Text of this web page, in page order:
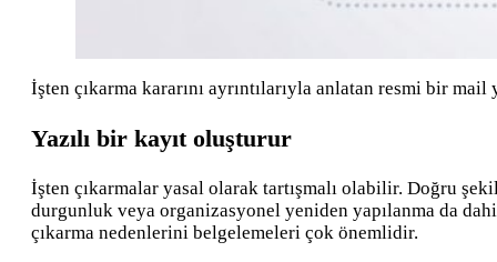
İşten çıkarma kararını ayrıntılarıyla anlatan resmi bir
Yazılı bir kayıt oluşturur
İşten çıkarmalar yasal olarak tartışmalı olabilir. Doğru
durgunluk veya organizasyonel yeniden yapılanma da
çıkarma nedenlerini belgelemeleri çok önemlidir.